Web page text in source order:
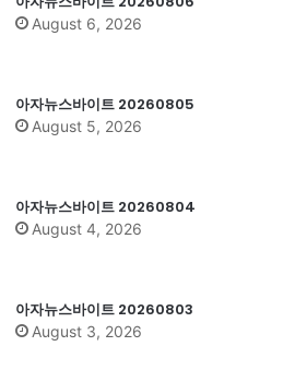
August 6, 2026
아자뉴스바이트 20260805
August 5, 2026
아자뉴스바이트 20260804
August 4, 2026
아자뉴스바이트 20260803
August 3, 2026